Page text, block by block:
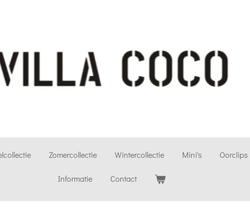
Zomercollectie Wintercollectie Mini's Oorclips
Informatie Contact